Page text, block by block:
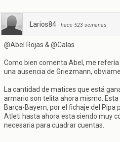
Larios84 · hace 523 semanas
@Abel Rojas & @Calas
Como bien comenta Abel, me
una ausencia de Griezmann,
La cantidad de matices que está
armario son telita ahora mismo.
Barça-Bayern, por el fichaje del Pipa
Atleti hasta ahora esta siendo muy
necesaria para cuadrar cuentas.